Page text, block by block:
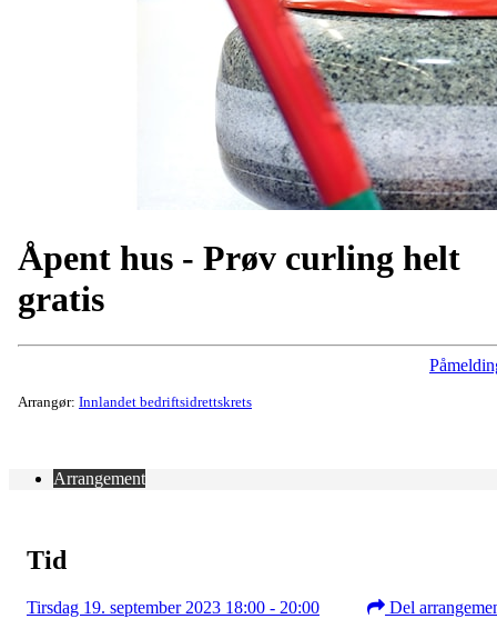
Åpent hus - Prøv curling helt
gratis
Arrangør: Innlandet bedriftsidrettskrets
Arrangement
Tid
Tirsdag 19. september 2023 18:00 - 20:00 Del